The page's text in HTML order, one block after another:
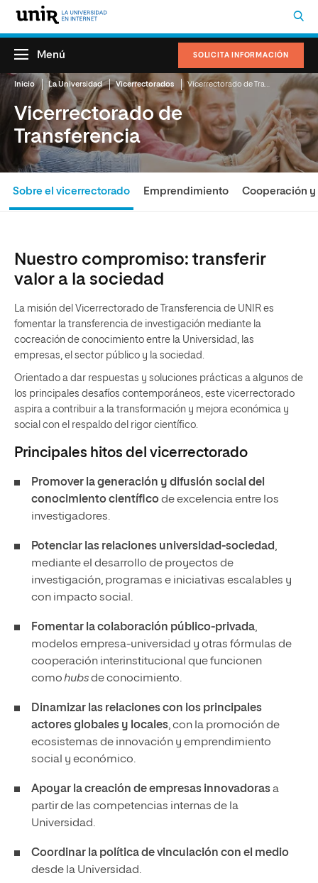
SOLICITA INFORMACIÓN
Menú
Inicio La Universidad Vicerrectorados
Vicerrectorado de
Transferencia
Sobre el vicerrectorado Emprendimiento Cooperación
Nuestro compromiso: transferir
valor a la sociedad
La misión del Vicerrectorado de Transferencia de UNIR es
fomentar la transferencia de investigación mediante la
cocreación de conocimiento entre la Universidad, las
empresas, el sector público y la sociedad.
Orientado a dar respuestas y soluciones prácticas a algunos de
los principales desafíos contemporáneos, este vicerrectorado
aspira a contribuir a la transformación y mejora económica y
social con el respaldo del rigor científico.
Principales hitos del vicerrectorado
Promover la generación y difusión social del
conocimiento científicode excelencia entre los
investigadores.
Potenciar las relaciones universidad-sociedad,
mediante el desarrollo de proyectos de
investigación, programas e iniciativas escalables y
con impacto social.
Fomentar la colaboración público-privada,
modelos empresa-universidad y otras fórmulas de
cooperación interinstitucional que funcionen
comohubsde conocimiento.
Dinamizar las relaciones con los principales
actoresglobales y locales, con la promoción de
ecosistemas de innovación y emprendimiento
social y económico.
Apoyar la creación de empresas innovadorasa
partir de las competencias internas de la
Universidad.
Coordinar la política de vinculación con el medio
desde la Universidad.